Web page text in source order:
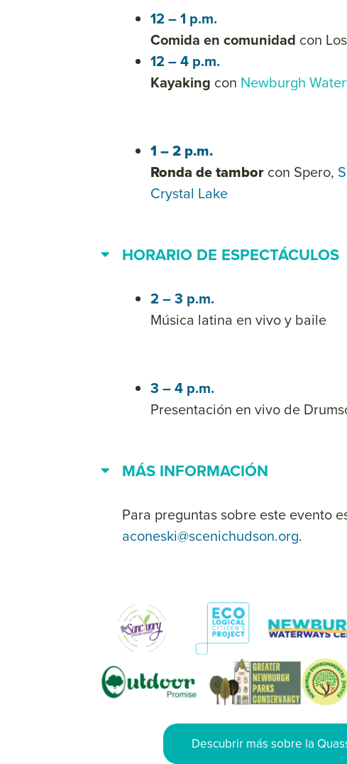
12 – 1 p.m.
Comida en comunidad con
12 – 4 p.m.
Kayaking con Newburgh
1 – 2 p.m.
Ronda de tambor con Spero,
Crystal Lake
HORARIO DE ESPECTÁCULOS
2 – 3 p.m.
Música latina en vivo y baile
3 – 4 p.m.
Presentación en vivo de
MÁS INFORMACIÓN
Para preguntas sobre este evento
aconeski@scenichudson.org.
Descubrir más sobre la